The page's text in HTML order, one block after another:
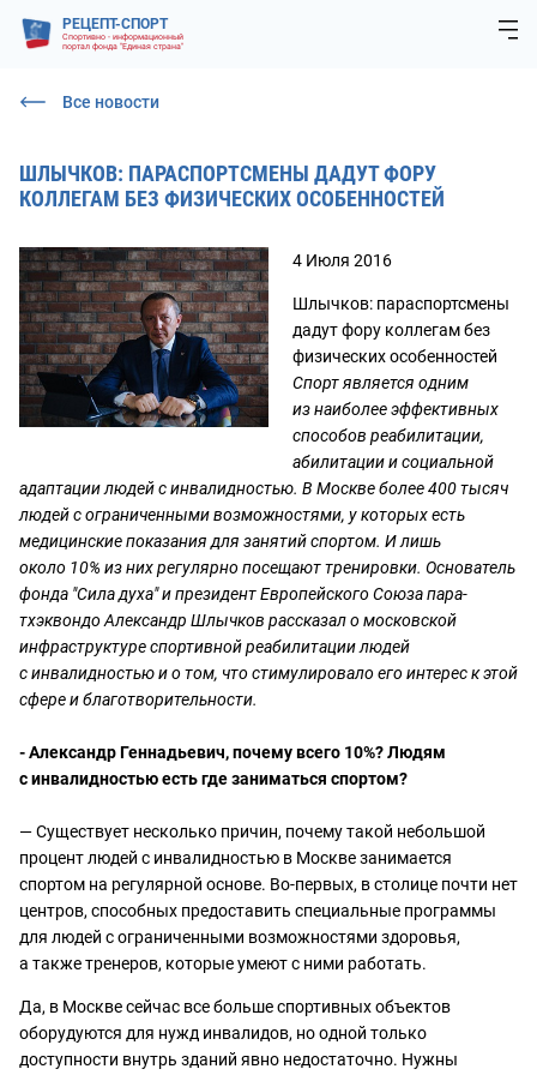
РЕЦЕПТ-СПОРТ
Спортивно - информационный
портал фонда "Единая страна"
Все новости
ШЛЫЧКОВ: ПАРАСПОРТСМЕНЫ ДАДУТ ФОРУ
КОЛЛЕГАМ БЕЗ ФИЗИЧЕСКИХ ОСОБЕННОСТЕЙ
4 Июля 2016
Шлычков: параспортсмены
дадут фору коллегам без
физических особенностей
Спорт является одним
из наиболее эффективных
способов реабилитации,
абилитации и социальной
адаптации людей с инвалидностью. В Москве более 400 тысяч
людей с ограниченными возможностями, у которых есть
медицинские показания для занятий спортом. И лишь
около 10% из них регулярно посещают тренировки. Основатель
фонда "Сила духа" и президент Европейского Союза пара-
тхэквондо Александр Шлычков рассказал о московской
инфраструктуре спортивной реабилитации людей
с инвалидностью и о том, что стимулировало его интерес к этой
сфере и благотворительности.
- Александр Геннадьевич, почему всего 10%? Людям
с инвалидностью есть где заниматься спортом?
— Существует несколько причин, почему такой небольшой
процент людей с инвалидностью в Москве занимается
спортом на регулярной основе. Во-первых, в столице почти нет
центров, способных предоставить специальные программы
для людей с ограниченными возможностями здоровья,
а также тренеров, которые умеют с ними работать.
Да, в Москве сейчас все больше спортивных объектов
оборудуются для нужд инвалидов, но одной только
доступности внутрь зданий явно недостаточно. Нужны